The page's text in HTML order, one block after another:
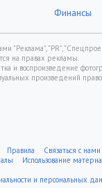
Финансы
"Реклама", "PR",
на правах рекламы.
и воспроизведение
произведений
Правила
Связаться с нами
Использование
и персональных